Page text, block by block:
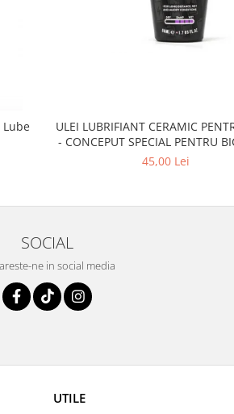
ULEI LUBRIFIANT CERAMIC
- CONCEPUT SPECIAL PENTRU
ELCTRICE E-BIKE - WET -
45,00 Lei
SOCIAL
ne in social media
UTILE